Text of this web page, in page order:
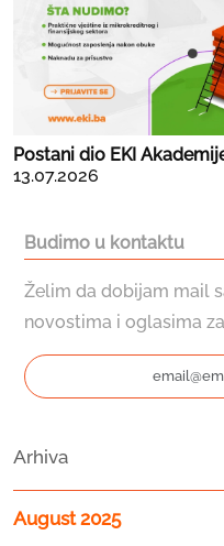
Postani dio EKI
13.07.2026
Budimo u kontaktu
Želim da dobijam mail
novostima i oglasima
Arhiva
August 2025